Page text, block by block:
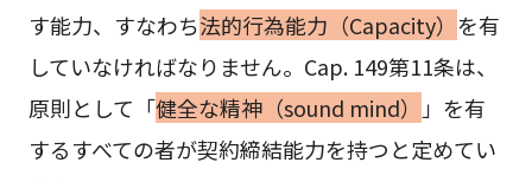
す能力、すなわち法的行為能力（Capacity） を有
していなければなりません。Cap. 149第11条は、
原則として「健全な精神（sound mind）
」を有
するすべての者が契約締結能力を持つと定めてい